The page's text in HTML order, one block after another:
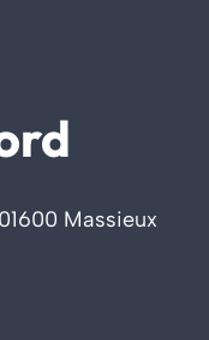
Massieux